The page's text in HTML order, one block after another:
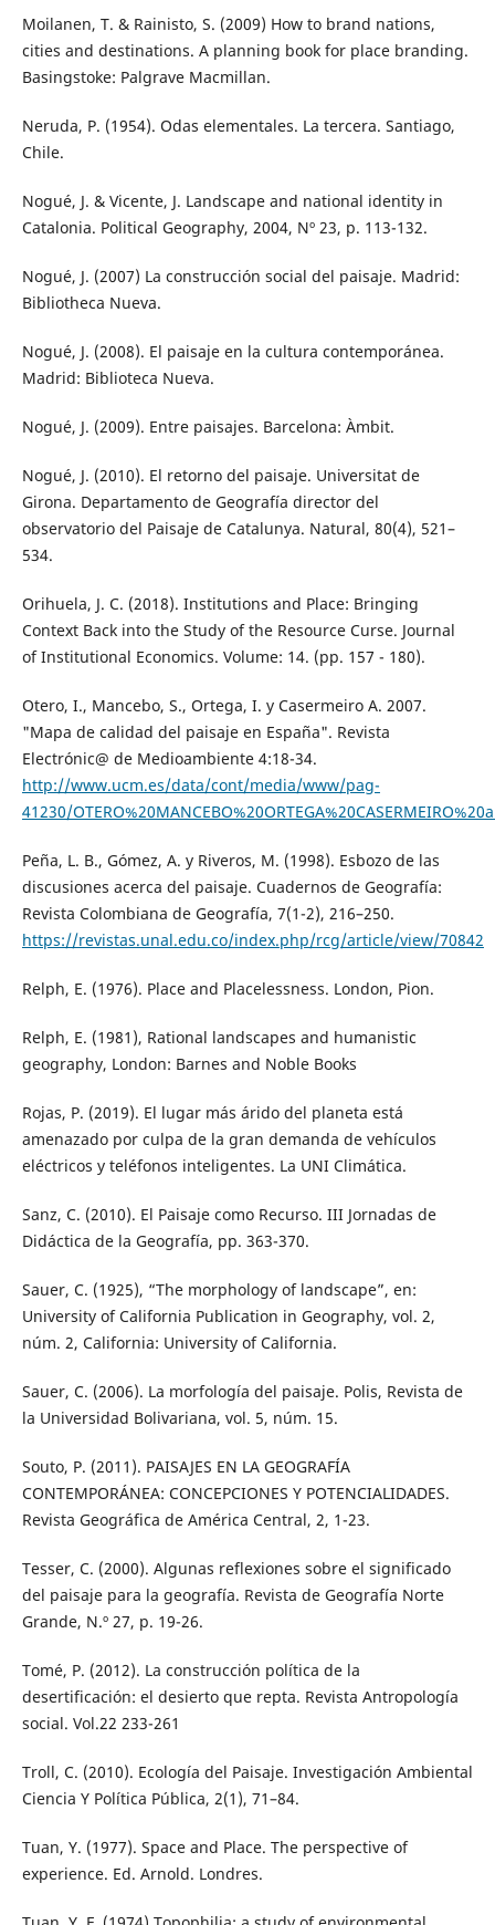
Moilanen, T. & Rainisto, S. (2009) How to brand nations,
cities and destinations. A planning book for place branding.
Basingstoke: Palgrave Macmillan.
Neruda, P. (1954). Odas elementales. La tercera. Santiago,
Chile.
Nogué, J. & Vicente, J. Landscape and national identity in
Catalonia. Political Geography, 2004, Nº 23, p. 113-132.
Nogué, J. (2007) La construcción social del paisaje. Madrid:
Bibliotheca Nueva.
Nogué, J. (2008). El paisaje en la cultura contemporánea.
Madrid: Biblioteca Nueva.
Nogué, J. (2009). Entre paisajes. Barcelona: Àmbit.
Nogué, J. (2010). El retorno del paisaje. Universitat de
Girona. Departamento de Geografía director del
observatorio del Paisaje de Catalunya. Natural, 80(4), 521–
534.
Orihuela, J. C. (2018). Institutions and Place: Bringing
Context Back into the Study of the Resource Curse. Journal
of Institutional Economics. Volume: 14. (pp. 157 - 180).
Otero, I., Mancebo, S., Ortega, I. y Casermeiro A. 2007.
"Mapa de calidad del paisaje en España". Revista
Electrónic@ de Medioambiente 4:18-34.
http://www.ucm.es/data/cont/media/www/pag-
41230/
Peña, L. B., Gómez, A. y Riveros, M. (1998). Esbozo de las
discusiones acerca del paisaje. Cuadernos de Geografía:
Revista Colombiana de Geografía, 7(1-2), 216–250.
https://revistas.unal.edu.co/index.php/rcg/article/view/70842
Relph, E. (1976). Place and Placelessness. London, Pion.
Relph, E. (1981), Rational landscapes and humanistic
geography, London: Barnes and Noble Books
Rojas, P. (2019). El lugar más árido del planeta está
amenazado por culpa de la gran demanda de vehículos
eléctricos y teléfonos inteligentes. La UNI Climática.
Sanz, C. (2010). El Paisaje como Recurso. III Jornadas de
Didáctica de la Geografía, pp. 363-370.
Sauer, C. (1925), “The morphology of landscape”, en:
University of California Publication in Geography, vol. 2,
núm. 2, California: University of California.
Sauer, C. (2006). La morfología del paisaje. Polis, Revista de
la Universidad Bolivariana, vol. 5, núm. 15.
Souto, P. (2011). PAISAJES EN LA GEOGRAFÍA
CONTEMPORÁNEA: CONCEPCIONES Y POTENCIALIDADES.
Revista Geográfica de América Central, 2, 1-23.
Tesser, C. (2000). Algunas reflexiones sobre el significado
del paisaje para la geografía. Revista de Geografía Norte
Grande, N.º 27, p. 19-26.
Tomé, P. (2012). La construcción política de la
desertificación: el desierto que repta. Revista Antropología
social. Vol.22 233-261
Troll, C. (2010). Ecología del Paisaje. Investigación Ambiental
Ciencia Y Política Pública, 2(1), 71–84.
Tuan, Y. (1977). Space and Place. The perspective of
experience. Ed. Arnold. Londres.